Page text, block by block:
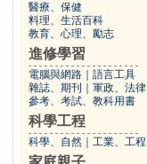
醫療、保健
料理、生活百科
教育、心理、勵志
進修學習
電腦與網路
語言工具
雜誌、期刊
軍政、法律
參考、考試、教科用書
科學工程
科學、自然 工業、工程